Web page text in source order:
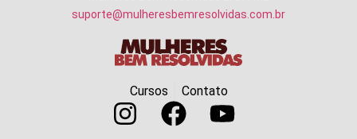
suporte@mulheresbemresolvidas.com.br
Cursos Contato